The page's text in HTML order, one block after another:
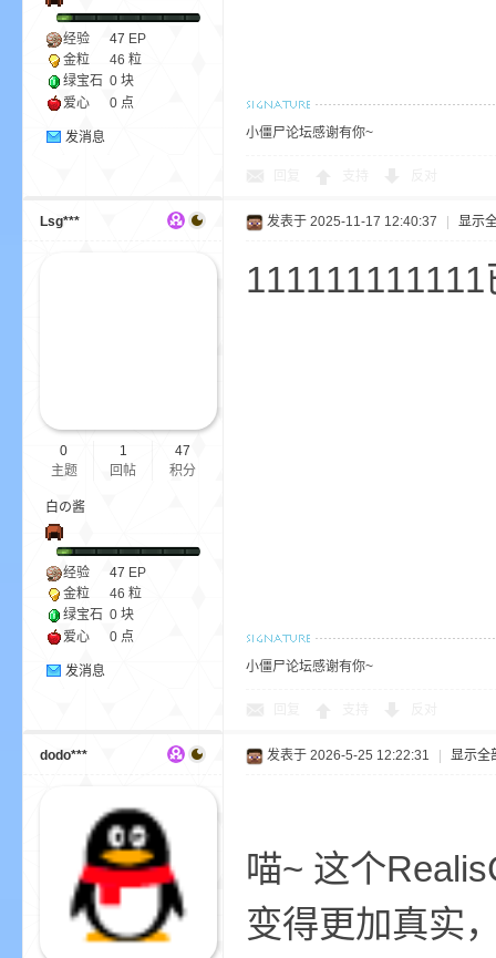
经验 47 EP
金粒
46 粒
绿宝石 0 块
爱心
0 点
发消息 小僵尸论坛感谢有你~
Lsg***
0
主题
1
回帖
47
积分
白の酱
经验 47 EP
金粒
46 粒
绿宝石 0 块
爱心
0 点
发消息
发表于 2025-11-17 12:40:37 显示
小僵尸论坛感谢有你~
dodo*** 发表于 2026-5-25 12:22:31 显示全
喵~ 这个
变得更加真实